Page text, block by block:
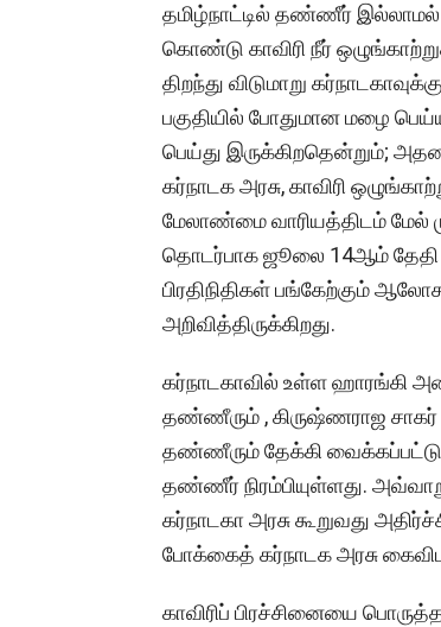
தமிழ்நாட்டில் தண்ணீர்
கொண்டு காவிரி நீர்
திறந்து விடுமாறு
பகுதியில் போதுமான மழை
பெய்து இருக்கிறதென்றும்;
கர்நாடக அரசு, காவிரி
மேலாண்மை வாரியத்திடம் மேல்
தொடர்பாக ஜூலை 14ஆம் தேதி
பிரதிநிதிகள் பங்கேற்கும்
அறிவித்திருக்கிறது.
கர்நாடகாவில் உள்ள ஹாரங்கி
தண்ணீரும் , கிருஷ்ணராஜ
தண்ணீரும் தேக்கி
தண்ணீர் நிரம்பியுள்ளது.
கர்நாடகா அரசு கூறுவது
போக்கைத் கர்நாடக அரசு
காவிரிப் பிரச்சினையை